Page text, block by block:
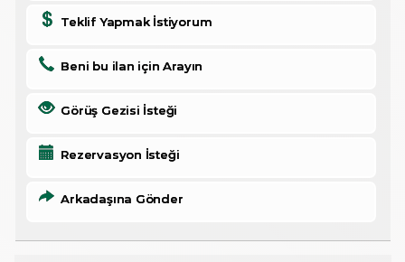
Teklif Yapmak İstiyorum
Beni bu ilan için Arayın
Görüş Gezisi İsteği
Rezervasyon İsteği
Arkadaşına Gönder